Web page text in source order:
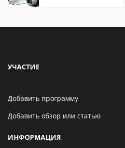
УЧАСТИЕ
Добавить программу
Добавить обзор или статью
ИНФОРМАЦИЯ